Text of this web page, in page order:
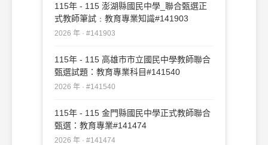
115年 - 115 澎湖縣國民中學_聯合甄選正
式教師筆試﹕教育專業知識#141903
2026 年 · #141903
115年 - 115 高雄市市立國民中學教師聯合
甄選試題：教育專業科目#141540
2026 年 · #141540
115年 - 115 金門縣國民中學正式教師聯合
甄選：教育專業#141474
2026 年 · #141474